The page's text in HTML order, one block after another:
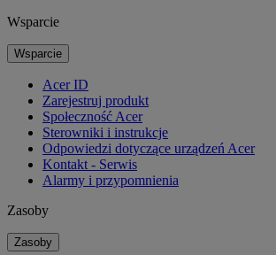
Wsparcie
Wsparcie
Acer ID
Zarejestruj produkt
Społeczność Acer
Sterowniki i instrukcje
Odpowiedzi dotyczące urządzeń Acer
Kontakt - Serwis
Alarmy i przypomnienia
Zasoby
Zasoby